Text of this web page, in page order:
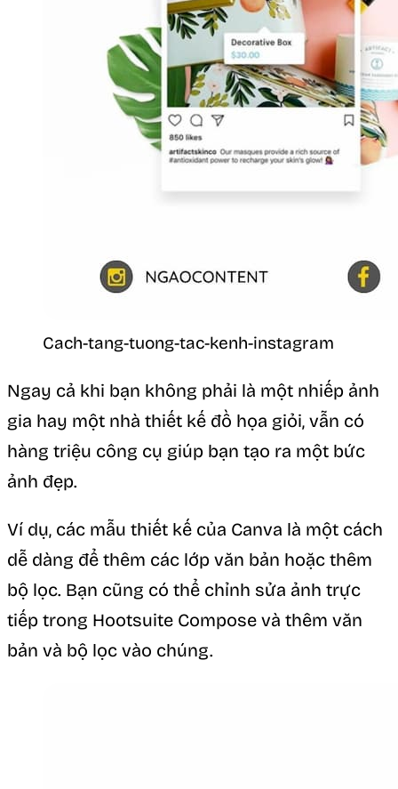
Cach-tang-tuong-tac-kenh-instagram
Ngay cả khi bạn không phải là một nhiếp ảnh
gia hay một nhà thiết kế đồ họa giỏi, vẫn có
hàng triệu công cụ giúp bạn tạo ra một bức
ảnh đẹp.
Ví dụ, các mẫu thiết kế của Canva là một cách
dễ dàng để thêm các lớp văn bản hoặc thêm
bộ lọc. Bạn cũng có thể chỉnh sửa ảnh trực
tiếp trong Hootsuite Compose và thêm văn
bản và bộ lọc vào chúng.